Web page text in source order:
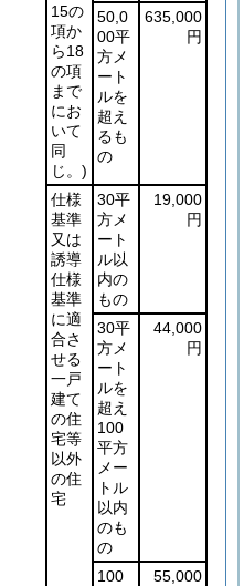
15の
項か
ら18
の項
まで
にお
いて
同
じ。)
50,0
00平
方メ
ート
ルを
超え
るも
の
635,000
円
仕様
基準
又は
誘導
仕様
基準
に適
合さ
せる
一戸
建て
の住
宅等
以外
の住
宅
30平
方メ
ート
ル以
内の
もの
19,000
円
30平
方メ
ート
ルを
超え
100
平方
メー
トル
以内
のも
の
44,000
円
100
55,000